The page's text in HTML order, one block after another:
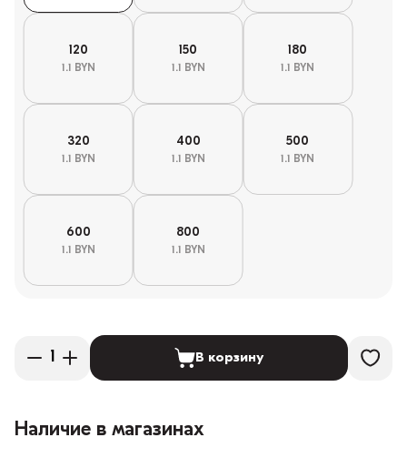
120
1.1 BYN
150
1.1 BYN
180
1.1 BYN
320
1.1 BYN
400
1.1 BYN
500
1.1 BYN
600
1.1 BYN
800
1.1 BYN
В корзину
Наличие в магазинах